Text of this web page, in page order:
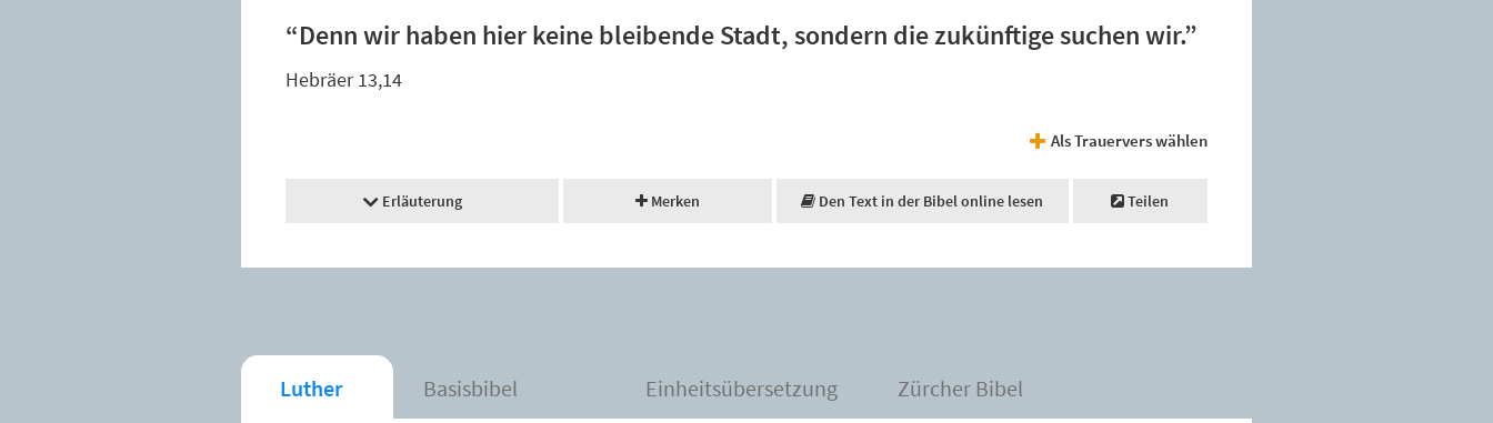
“Denn wir haben hier keine bleibende Stadt, sondern die zukünftige suchen wir.”
Hebräer 13,14
Als Trauervers wählen
Erläuterung Merken Den Text in der Bibel online lesen Teilen
Luther Basisbibel Einheitsübersetzung Zürcher Bibel